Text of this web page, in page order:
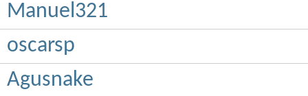
Manuel321
oscarsp
Agusnake